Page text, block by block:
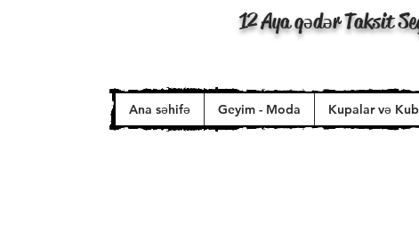
12 Aya qədər Taksit
Ana səhifə Geyim - Moda Kupalar və